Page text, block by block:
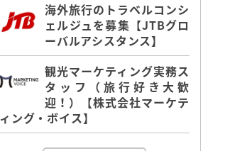
海外旅行のトラベルコンシ
ェルジュを募集【JTBグロ
ーバルアシスタンス】
観光マーケティング実務ス
タッフ（旅行好き大歓
迎！）【株式会社マーケテ
ィング・ボイス】